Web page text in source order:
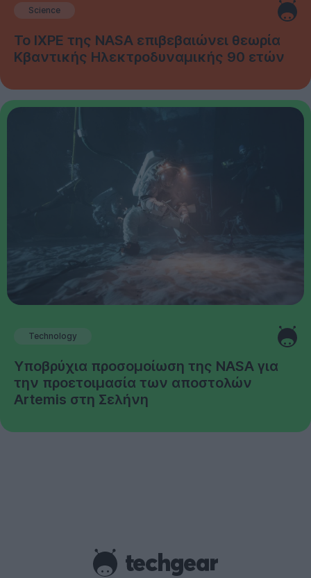
Science
Το IXPE της NASA επιβεβαιώνει θεωρία
Κβαντικής Ηλεκτροδυναμικής 90 ετών
Technology
Υποβρύχια προσομοίωση της NASA για
την προετοιμασία των αποστολών
Artemis στη Σελήνη